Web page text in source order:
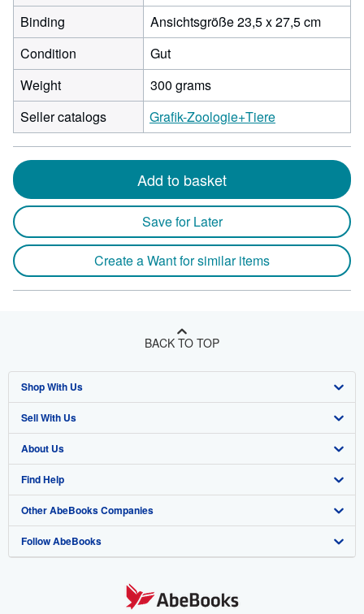
Binding
Ansichtsgröße 23,5 x 27,5 cm
Condition
Gut
Weight
300 grams
Seller catalogs
Grafik-Zoologie+Tiere
Add to basket
Save for Later
Create a Want for similar items
BACK TO TOP
Shop With Us
Advanced Search
Browse Collections
My Account
My Orders
View Basket
Sell With Us
Start Selling
Join Our Affiliate Program
Book Buyback
Refer a seller
About Us
About AbeBooks
Media
Careers
Find Help
Help
Customer Support
Other AbeBooks Companies
AbeBooks.co.uk
Follow AbeBooks